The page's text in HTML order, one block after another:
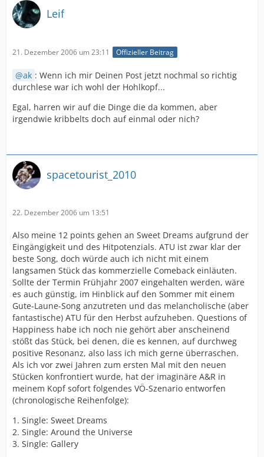
Leif
21. Dezember 2006 um 23:11 Offizieller Beitrag
ak : Wenn ich mir Deinen Post jetzt nochmal so richtig
durchlese war ich wohl der Hohlkopf...
Egal, harren wir auf die Dinge die da kommen, aber
irgendwie kribbelts doch auf einmal oder nich?
spacetourist_2010
22. Dezember 2006 um 13:51
Also meine 12 points gehen an Sweet Dreams aufgrund der
Eingängigkeit und des Hitpotenzials. ATU ist zwar klar der
beste Song, doch würde auch ich nicht mit einem
langsamen Stück das kommerzielle Comeback einläuten.
Sollte der Termin Frühjahr 2007 eingehalten werden, wäre
es auch günstig, im Hinblick auf den Sommer mit einem
Gute-Laune-Song anzutreten und das melancholische (aber
fantastische) ATU für den Herbst aufzuheben. Questions of
Happiness habe ich noch nie gehört aber anscheinend
stößt das Stück, bei denen, die es kennen, auf durchweg
positive Resonanz, also lass ich mich gerne überraschen.
Als ich vor zwei Jahren zum ersten Mal mit den neuen
Stücken konfrontiert wurde, hat der imaginäre A&R in
meinem Kopf sofort folgendes VÖ-Szenario entworfen
(chronologische Reihenfolge):
1. Single: Sweet Dreams
2. Single: Around the Universe
3. Single: Gallery